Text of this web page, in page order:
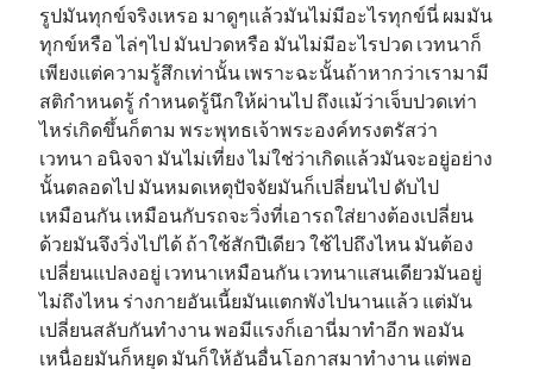
รูปมันทุกข์จริงเหรอ มาดูๆแล้วมันไม่มีอะไรทุกข์นี่ ผมมัน
ทุกข์หรือ ไล่ๆไป มันปวดหรือ มันไม่มีอะไรปวด เวทนาก็
เพียงแต่ความรู้สึกเท่านั้น เพราะฉะนั้นถ้าหากว่าเรามามี
สติกำหนดรู้ กำหนดรู้นึกให้ผ่านไป ถึงแม้ว่าเจ็บปวดเท่า
ไหร่เกิดขึ้นก็ตาม พระพุทธเจ้าพระองค์ทรงตรัสว่า
เวทนา อนิจจา มันไม่เที่ยง ไม่ใช่ว่าเกิดแล้วมันจะอยู่อย่าง
นั้นตลอดไป มันหมดเหตุปัจจัยมันก็เปลี่ยนไป ดับไป
เหมือนกัน เหมือนกับรถจะวิ่งที่เอารถใส่ยางต้องเปลี่ยน
ด้วยมันจึงวิ่งไปได้ ถ้าใช้สักปีเดียว ใช้ไปถึงไหน มันต้อง
เปลี่ยนแปลงอยู่ เวทนาเหมือนกัน เวทนาแสนเดียวมันอยู่
ไม่ถึงไหน ร่างกายอันเนี้ยมันแตกพังไปนานแล้ว แต่มัน
เปลี่ยนสลับกันทำงาน พอมีแรงก็เอานี่มาทำอีก พอมัน
เหนื่อยมันก็หยุด มันก็ให้อันอื่นโอกาสมาทำงาน แต่พอ